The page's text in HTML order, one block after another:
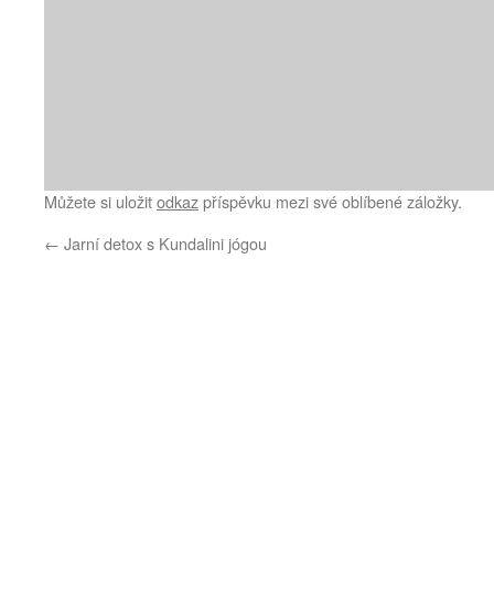
Můžete si uložitodkazpříspěvku mezi své oblíbené záložky.
← Jarní detox s Kundalini jógou